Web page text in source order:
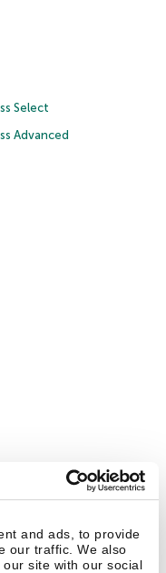
and ads, to provide
our traffic. We also
site with our social
Select
Advanced
Politique de confidentialité
public
Communiqués de presse